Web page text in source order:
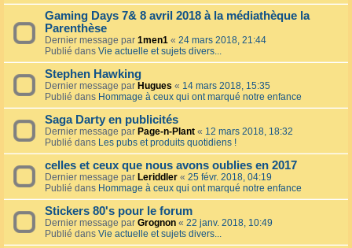
Gaming Days 7& 8 avril 2018 à la médiathèque la
Parenthèse
Dernier message par 1men1 « 24 mars 2018, 21:44
Publié dans Vie actuelle et sujets divers...
Stephen Hawking
Dernier message par Hugues « 14 mars 2018, 15:35
Publié dans Hommage à ceux qui ont marqué notre enfance
Saga Darty en publicités
Dernier message par Page-n-Plant « 12 mars 2018, 18:32
Publié dans Les pubs et produits quotidiens !
celles et ceux que nous avons oublies en 2017
Dernier message par Leriddler « 25 févr. 2018, 04:19
Publié dans Hommage à ceux qui ont marqué notre enfance
Stickers 80's pour le forum
Dernier message par Grognon « 22 janv. 2018, 10:49
Publié dans Vie actuelle et sujets divers...